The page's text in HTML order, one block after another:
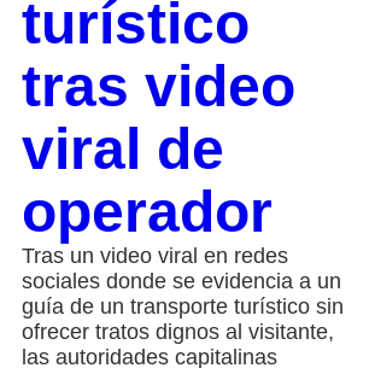
turístico
tras video
viral de
operador
Tras un video viral en redes
sociales donde se evidencia a un
guía de un transporte turístico sin
ofrecer tratos dignos al visitante,
las autoridades capitalinas